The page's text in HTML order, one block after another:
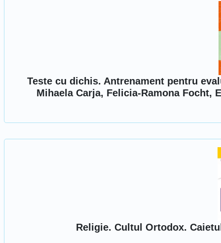
Teste cu dichis. Antrenament pentru
Mihaela Carja, Felicia-Ramona Focht,
Religie. Cultul Ortodox.